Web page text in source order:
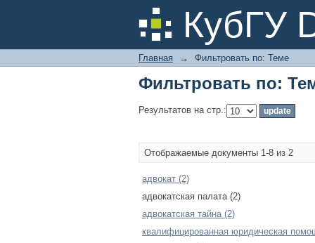
КубГУ
Фильтровать по:
Главная → Фильтровать по: Теме
Фильтровать по:
Результатов на стр.:
Отображаемые документы 1-8 из 2
адвокат (2)
адвокатская палата (2)
адвокатская тайна (2)
квалифицированная юридическая